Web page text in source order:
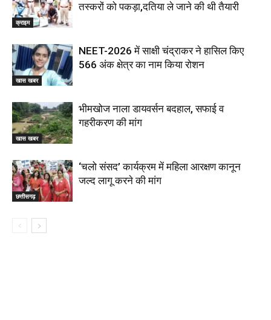
क्राइम
तस्करों को पकड़ा,दतिया ले जाने की थी तैयारी
खास खबर
NEET-2026 में साक्षी चंद्राकर ने हासिल किए
566 अंक क्षेत्र का नाम किया रोशन
खास खबर
भीमखोज नाला डायवर्सन बदहाल, सफाई व
गहरीकरण की मांग
छत्तीसगढ़
‘चलो संसद’ कार्यक्रम में महिला आरक्षण कानून
जल्द लागू करने की मांग